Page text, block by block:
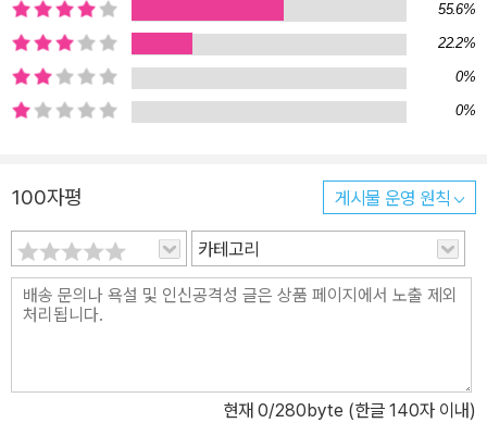
55.6%
22.2%
0%
0%
100자평 게시물 운영 원칙
카테고리
현재 0/280byte (한글 140자 이내)